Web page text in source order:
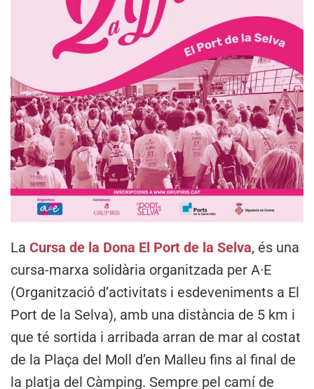
La Cursa de la Dona El Port de la Selva, és una
cursa-marxa solidària organitzada per A·E
(Organització d’activitats i esdeveniments a El
Port de la Selva), amb una distància de 5 km i
que té sortida i arribada arran de mar al costat
de la Plaça del Moll d’en Malleu fins al final de
la platja del Càmping. Sempre pel camí de